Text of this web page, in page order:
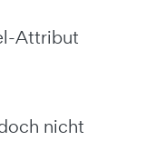
Attribut
nicht